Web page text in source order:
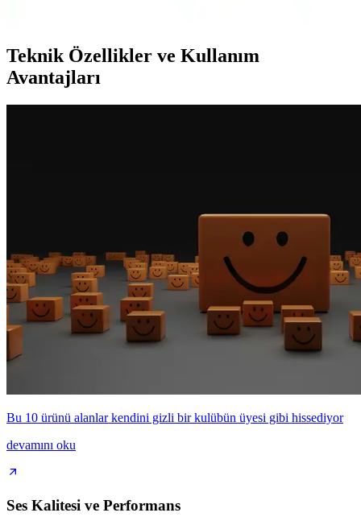
Teknik Özellikler ve Kullanım
Avantajları
Bu 10 ürünü alanlar kendini gizli bir kulübün üyesi gibi hissediyor
devamını oku
Ses Kalitesi ve Performans